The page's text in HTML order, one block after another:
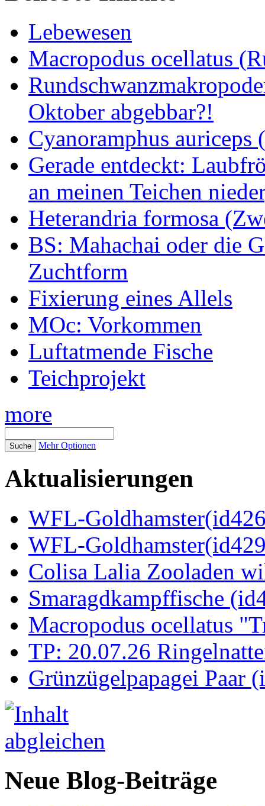
Lebewesen
Macropodus ocellatus
Oktober abgebbar?!
Cyanoramphus
Gerade entdeckt:
an meinen Teichen
Heterandria formosa
BS: Mahachai oder die
Zuchtform
Fixierung eines Allels
MOc: Vorkommen
Luftatmende Fische
Teichprojekt
more
Mehr Optionen
Aktualisierungen
WFL-
WFL-
Colisa Lalia Zooladen
Smaragdkampffische
Macropodus ocellatus
TP: 20.07.26
Grünzügelpapagei Paar
Neue Blog-Beiträge